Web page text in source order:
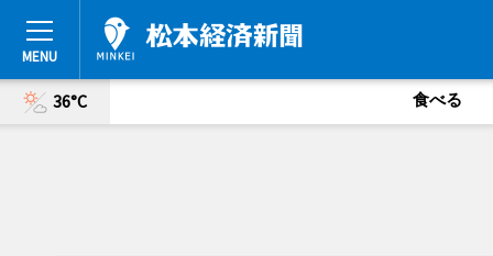
36°C 食べる